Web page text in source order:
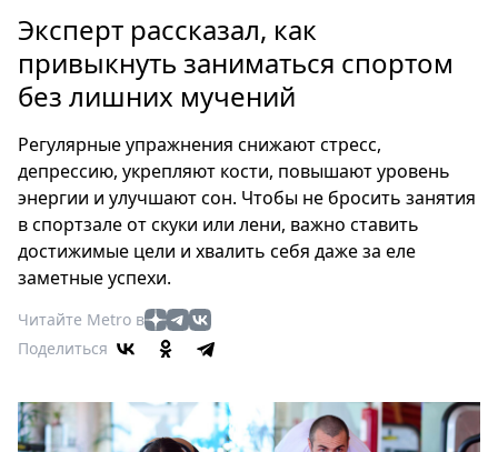
Россия
Мир
Здоровье
Туризм
Мода
Театр
Кино
Афиша
Книги
Выставки
релизы
О
Эксперт рассказал, как
привыкнуть заниматься спортом
без лишних мучений
Регулярные упражнения снижают стресс,
депрессию, укрепляют кости, повышают уровень
энергии и улучшают сон. Чтобы не бросить занятия
в спортзале от скуки или лени, важно ставить
достижимые цели и хвалить себя даже за еле
заметные успехи.
Читайте Metro в
Поделиться